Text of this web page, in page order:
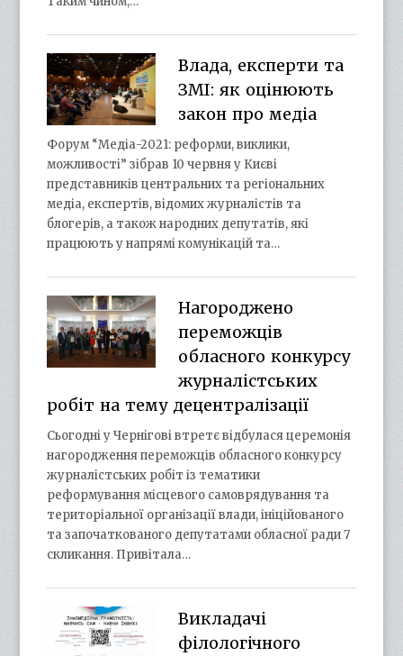
Влада, експерти та
ЗМІ: як оцінюють
закон про медіа
Форум “Медіа-2021: реформи, виклики,
можливості” зібрав 10 червня у Києві
представників центральних та регіональних
медіа, експертів, відомих журналістів та
блогерів, а також народних депутатів, які
працюють у напрямі комунікацій та…
Нагороджено
переможців
обласного конкурсу
журналістських
робіт на тему децентралізації
Сьогодні у Чернігові втретє відбулася церемонія
нагородження переможців обласного конкурсу
журналістських робіт із тематики
реформування місцевого самоврядування та
територіальної організації влади, ініційованого
та започаткованого депутатами обласної ради 7
скликання. Привітала…
Викладачі
філологічного